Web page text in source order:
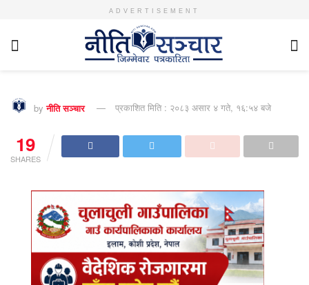
ADVERTISEMENT
by नीति सञ्चार प्रकाशित मिति : २०८३ असार ४ गते, १६:५४ बजे
19
SHARES